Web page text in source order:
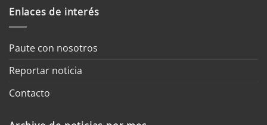
Enlaces de interés
Paute con nosotros
Reportar noticia
Contacto